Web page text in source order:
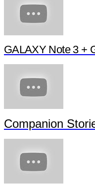
GALAXY Note 3 +
Companion